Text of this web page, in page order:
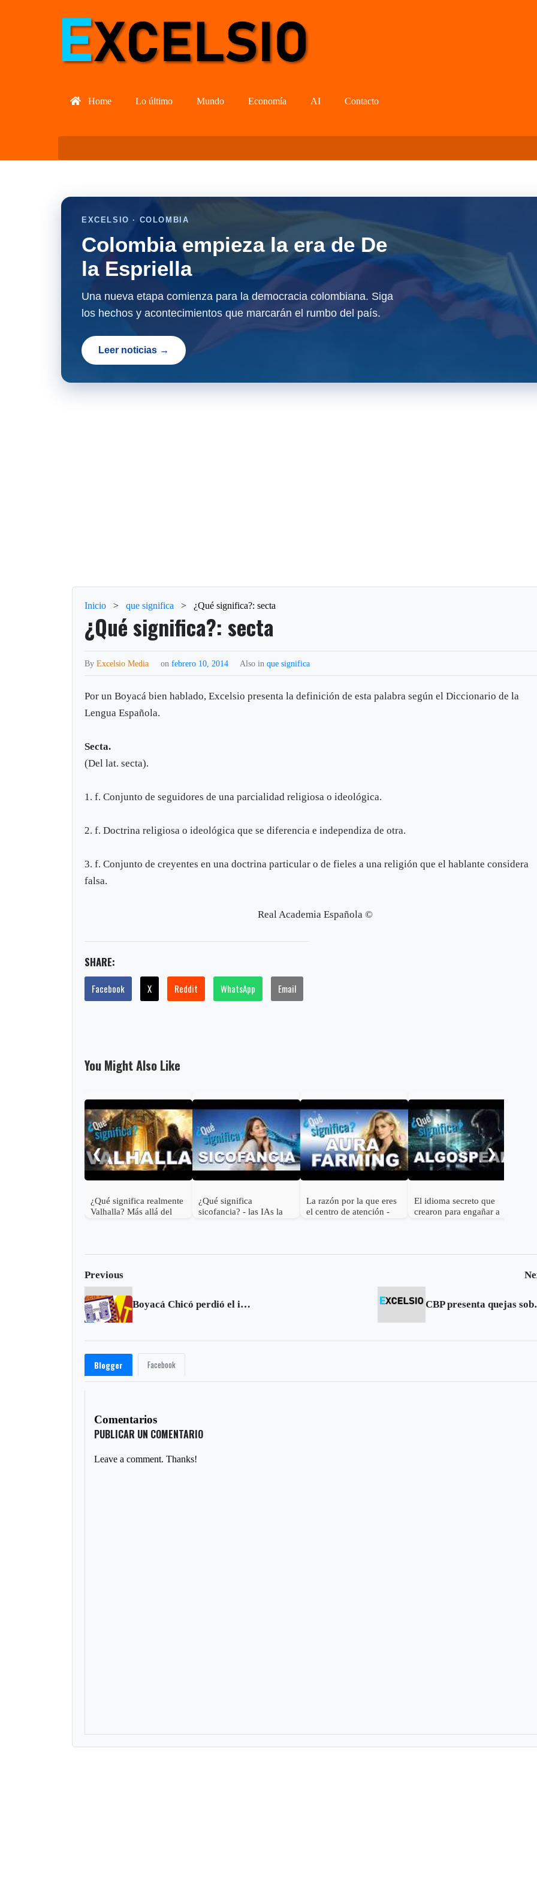
Home Lo último Mundo Economía AI Contacto
EXCELSIO · COLOMBIA
Colombia empieza la era de De
la Espriella
Una nueva etapa comienza para la democracia colombiana. Siga
los hechos y acontecimientos que marcarán el rumbo del país.
Leer noticias →
Inicio > que significa > ¿Qué significa?: secta
¿Qué significa?: secta
ByExcelsio Media onfebrero 10, 2014 Also inque significa
Por un Boyacá bien hablado, Excelsio presenta la definición de esta palabra según el Diccionario de la
Lengua Española.
Secta.
(Del lat. secta).
1. f. Conjunto de seguidores de una parcialidad religiosa o ideológica.
2. f. Doctrina religiosa o ideológica que se diferencia e independiza de otra.
3. f. Conjunto de creyentes en una doctrina particular o de fieles a una religión que el hablante considera
falsa.
Real Academia Española ©
SHARE:
Facebook X Reddit WhatsApp Email
You Might Also Like
❮
¿Qué significa realmente
Valhalla? Más allá del
¿Qué significa
sicofancia? - las IAs la
La razón por la que eres
el centro de atención -
El idioma secreto que
crearon para engañar a
❯
Previous
Boyacá Chicó perdió el invicto CBP
Blogger Facebook
Comentarios
PUBLICAR UN COMENTARIO
Leave a comment. Thanks!